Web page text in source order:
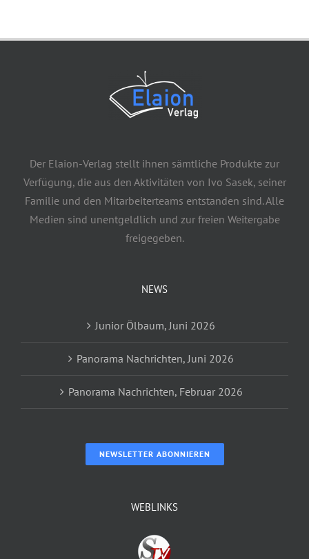
Der Elaion-Verlag stellt ihnen sämtliche Produkte zur
Verfügung, die aus den Aktivitäten von Ivo Sasek, seiner
Familie und den Mitarbeiterteams entstanden sind. Alle
Medien sind unentgeldlich und zur freien Weitergabe
freigegeben.
NEWS
Junior Ölbaum, Juni 2026
Panorama Nachrichten, Juni 2026
Panorama Nachrichten, Februar 2026
NEWSLETTER ABONNIEREN
WEBLINKS